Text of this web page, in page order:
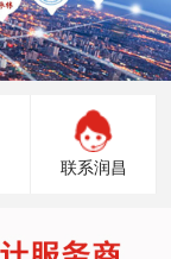
联系润昌